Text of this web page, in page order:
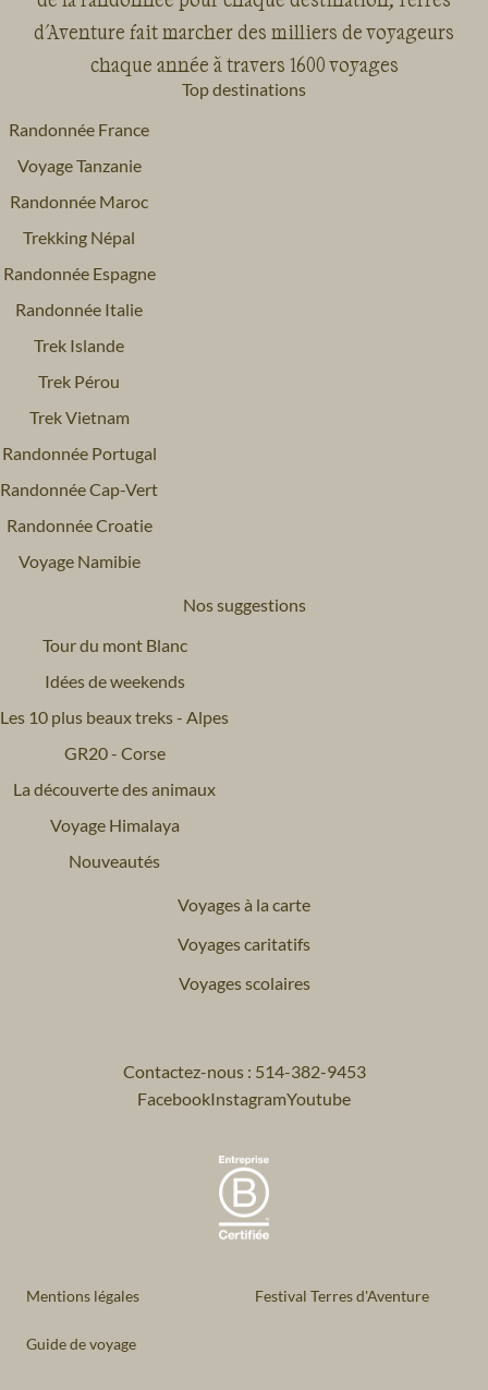
d'Aventure fait marcher des milliers de voyageurs
chaque année à travers 1600 voyages
Top destinations
Randonnée France
Voyage Tanzanie
Randonnée Maroc
Trekking Népal
Randonnée Espagne
Randonnée Italie
Trek Islande
Trek Pérou
Trek Vietnam
Randonnée Portugal
Randonnée Cap-Vert
Randonnée Croatie
Voyage Namibie
Nos suggestions
Tour du mont Blanc
Idées de weekends
Les 10 plus beaux treks - Alpes
GR20 - Corse
La découverte des animaux
Voyage Himalaya
Nouveautés
Voyages à la carte
Voyages caritatifs
Voyages scolaires
Contactez-nous : 514-382-9453
FacebookInstagramYoutube
Mentions légales Festival Terres d'Aventure
Guide de voyage